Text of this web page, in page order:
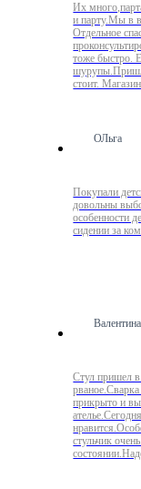
Их
и парту.Мы в
Отдельное
тоже быстро.
стоит.
ОЛьга
Покупали
довольны
особенности
сидении за
Валентина
Стул пришел
прикрыто и
стульчик